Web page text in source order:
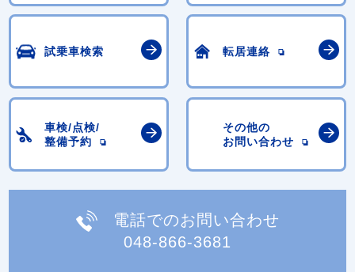
試乗車検索 転居連絡
車検/点検/
整備予約
その他の
お問い合わせ
電話でのお問い合わせ
048-866-3681